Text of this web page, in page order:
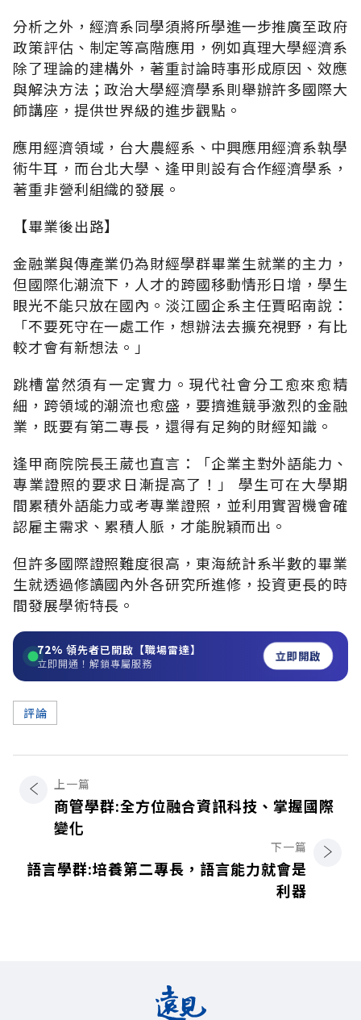
分析之外，經濟系同學須將所學進一步推廣至政府
政策評估、制定等高階應用，例如真理大學經濟系
除了理論的建構外，著重討論時事形成原因、效應
與解決方法；政治大學經濟學系則舉辦許多國際大
師講座，提供世界級的進步觀點。
應用經濟領域，台大農經系、中興應用經濟系執學
術牛耳，而台北大學、逢甲則設有合作經濟學系，
著重非營利組織的發展。
【畢業後出路】
金融業與傳產業仍為財經學群畢業生就業的主力，
但國際化潮流下，人才的跨國移動情形日增，學生
眼光不能只放在國內。淡江國企系主任賈昭南說：
「不要死守在一處工作，想辦法去擴充視野，有比
較才會有新想法。」
跳槽當然須有一定實力。現代社會分工愈來愈精
細，跨領域的潮流也愈盛，要擠進競爭激烈的金融
業，既要有第二專長，還得有足夠的財經知識。
逢甲商院院長王葳也直言：「企業主對外語能力、
專業證照的要求日漸提高了！」 學生可在大學期
間累積外語能力或考專業證照，並利用實習機會確
認雇主需求、累積人脈，才能脫穎而出。
但許多國際證照難度很高，東海統計系半數的畢業
生就透過修讀國內外各研究所進修，投資更長的時
間發展學術特長。
72% 領先者已開啟【職場雷達】
立即開通！解鎖專屬服務 立即開啟
評論
上一篇
商管學群:全方位融合資訊科技、掌握國際
變化
下一篇
語言學群:培養第二專長，語言能力就會是
利器